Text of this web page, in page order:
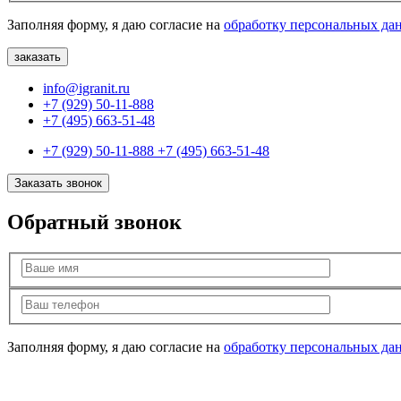
Заполняя форму, я даю согласие на обработку персональных
info@igranit.ru
+7 (929) 50-11-888
+7 (495) 663-51-48
+7 (929) 50-11-888 +7 (495) 663-51-48
Заказать звонок
Обратный звонок
Заполняя форму, я даю согласие на обработку персональных